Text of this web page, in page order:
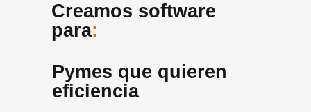
Creamos software
para:
Pymes que quieren
eficiencia